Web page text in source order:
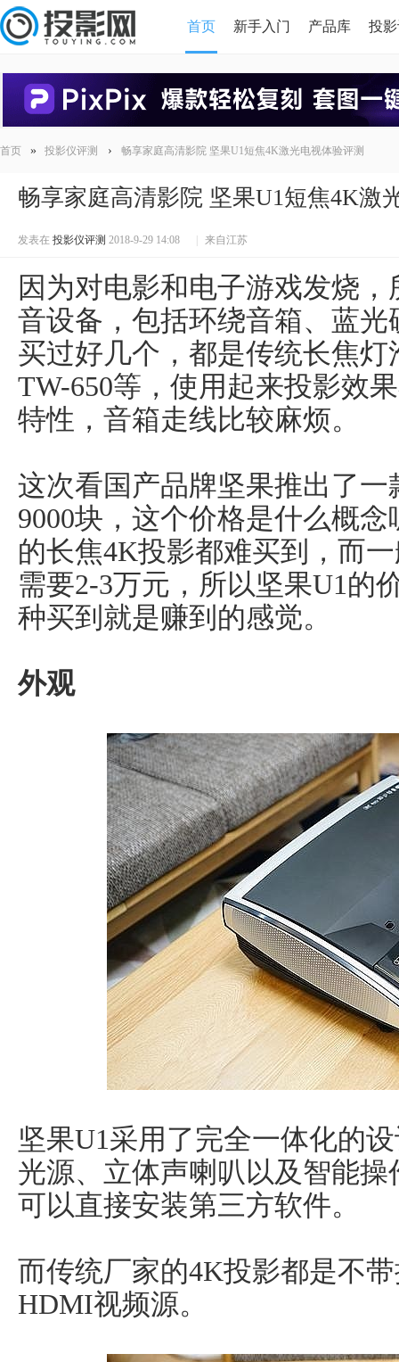
首页 新手入门 产品库 投
首页 » 投影仪评测 › 畅享家庭高清影院 坚果U1短焦4K激光电视体验评测
畅享家庭高清影院 坚果U1短焦4K激
发表在 投影仪评测 2018-9-29 14:08 来自江苏
因为对电影和电子游戏发烧
音设备，包括环绕音箱、蓝
买过好几个，都是传统长焦灯
TW-650等，使用起来投影效
特性，音箱走线比较麻烦。
这次看国产品牌坚果推出了
9000块，这个价格是什么概
的长焦4K投影都难买到，而
需要2-3万元，所以坚果U1的
种买到就是赚到的感觉。
外观
坚果U1采用了完全一体化的
光源、立体声喇叭以及智能
可以直接安装第三方软件。
而传统厂家的4K投影都是不
HDMI视频源。